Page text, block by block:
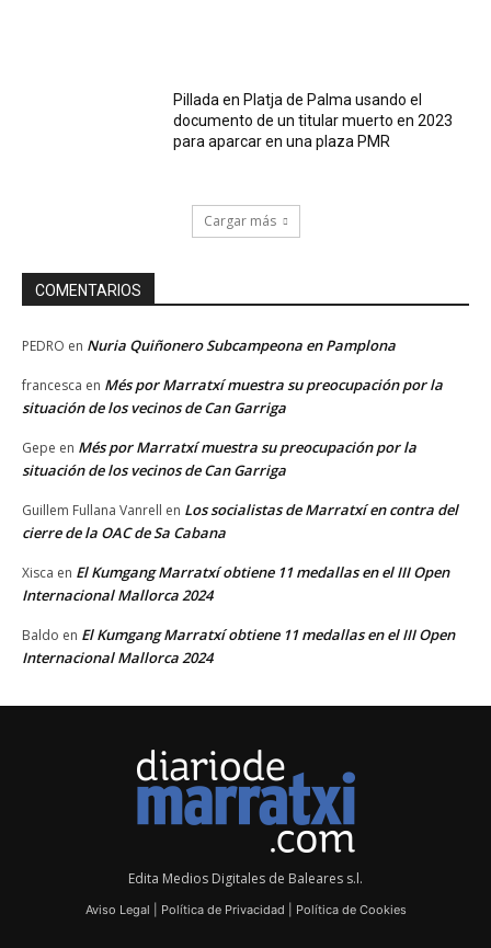
Pillada en Platja de Palma usando el
documento de un titular muerto en 2023
para aparcar en una plaza PMR
Cargar más
COMENTARIOS
PEDRO en Nuria Quiñonero Subcampeona en Pamplona
francesca en Més por Marratxí muestra su preocupación por la
situación de los vecinos de Can Garriga
Gepe en Més por Marratxí muestra su preocupación por la
situación de los vecinos de Can Garriga
Guillem Fullana Vanrell en Los socialistas de Marratxí en contra del
cierre de la OAC de Sa Cabana
Xisca en El Kumgang Marratxí obtiene 11 medallas en el III Open
Internacional Mallorca 2024
Baldo en El Kumgang Marratxí obtiene 11 medallas en el III Open
Internacional Mallorca 2024
Edita Medios Digitales de Baleares s.l.
Aviso Legal Política de Privacidad Política de Cookies